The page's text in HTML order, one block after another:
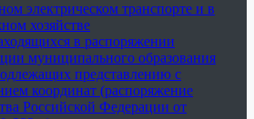
электрическом транспорте и в
хозяйстве
в распоряжении
муниципального образования
представлению с
координат (распоряжение
Российской Федерации от